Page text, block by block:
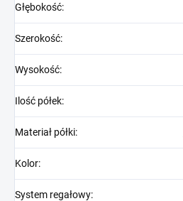
Głębokość:
Szerokość:
Wysokość:
Ilość półek:
Materiał półki:
Kolor:
System regałowy: